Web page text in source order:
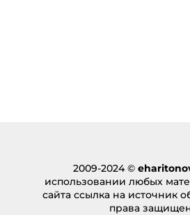
2009-2024 ©
использовании любых
сайта ссылка на источник
права